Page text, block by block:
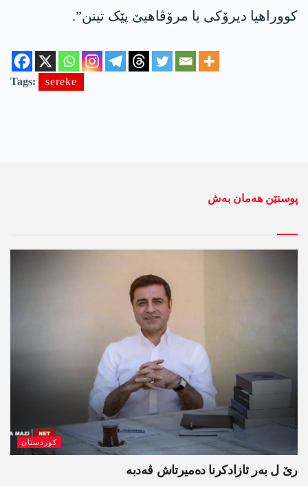
کووراھیا دیرۆکی یا مرۆڤاھیێ پێک تینن”.
Tags: sereke
پوستێن ھەمان بەش
کوردستان
رێ ل بەر ئازادکرنا دەمیرتاش ڤەدبە